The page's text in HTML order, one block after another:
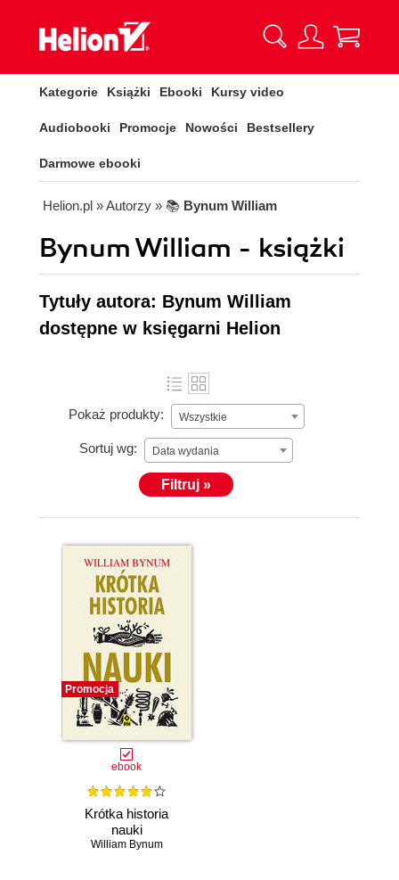
Kategorie Książki Ebooki Kursy video
Audiobooki Promocje Nowości Bestsellery
Darmowe ebooki
Helion.pl » Autorzy » 📚 Bynum William
Bynum William - książki
Tytuły autora: Bynum William
dostępne w księgarni Helion
Pokaż produkty: Wszystkie
Sortuj wg: Data wydania
Filtruj »
Promocja
ebook
Krótka historia
nauki
William Bynum